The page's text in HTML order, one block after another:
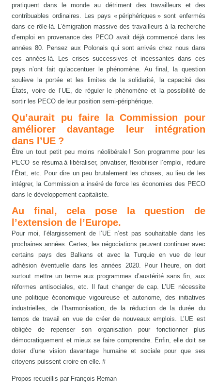
pratiquent dans le monde au détriment des travailleurs et des
contribuables ordinaires. Les pays « périphériques » sont enfermés
dans ce rôle-là. L’émigration massive des travailleurs à la recherche
d’emploi en provenance des PECO avait déjà commencé dans les
années 80. Pensez aux Polonais qui sont arrivés chez nous dans
ces années-là. Les crises successives et incessantes dans ces
pays n’ont fait qu’accentuer le phénomène. Au final, la question
soulève la portée et les limites de la solidarité, la capacité des
États, voire de l’UE, de réguler le phénomène et la possibilité de
sortir les PECO de leur position semi-périphérique.
Qu’aurait pu faire la Commission pour
améliorer davantage leur intégration
dans l’UE ?
Être un tout petit peu moins néolibérale ! Son programme pour les
PECO se résuma à libéraliser, privatiser, flexibiliser l’emploi, réduire
l’État, etc. Pour dire un peu brutalement les choses, au lieu de les
intégrer, la Commission a inséré de force les économies des PECO
dans le développement capitaliste.
Au final, cela pose la question de
l’extension de l’Europe.
Pour moi, l’élargissement de l’UE n’est pas souhaitable dans les
prochaines années. Certes, les négociations peuvent continuer avec
certains pays des Balkans et avec la Turquie en vue de leur
adhésion éventuelle dans les années 2020. Pour l’heure, on doit
surtout mettre un terme aux programmes d’austérité sans fin, aux
réformes antisociales, etc. Il faut changer de cap. L’UE nécessite
une politique économique vigoureuse et autonome, des initiatives
industrielles, de l’harmonisation, de la réduction de la durée du
temps de travail en vue de créer de nouveaux emplois. L’UE est
obligée de repenser son organisation pour fonctionner plus
démocratiquement et mieux se faire comprendre. Enfin, elle doit se
doter d’une vision davantage humaine et sociale pour que ses
citoyens puissent croire en elle. #
Propos recueillis par François Reman